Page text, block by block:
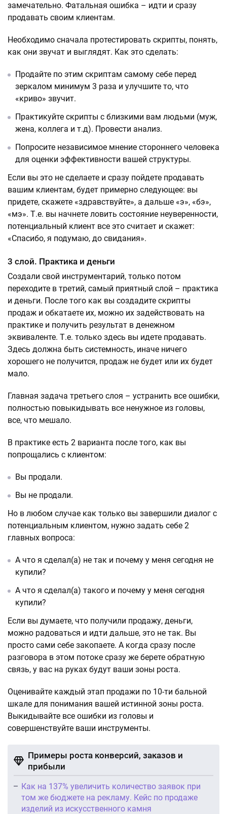
замечательно. Фатальная ошибка – идти и сразу
продавать своим клиентам.
Необходимо сначала протестировать скрипты, понять,
как они звучат и выглядят. Как это сделать:
Продайте по этим скриптам самому себе перед
зеркалом минимум 3 раза и улучшите то, что
«криво» звучит.
Практикуйте скрипты с близкими вам людьми (муж,
жена, коллега и т.д). Провести анализ.
Попросите независимое мнение стороннего человека
для оценки эффективности вашей структуры.
Если вы это не сделаете и сразу пойдете продавать
вашим клиентам, будет примерно следующее: вы
придете, скажете «здравствуйте», а дальше «э», «бэ»,
«мэ». Т.е. вы начнете ловить состояние неуверенности,
потенциальный клиент все это считает и скажет:
«Спасибо, я подумаю, до свидания».
3 слой. Практика и деньги
Создали свой инструментарий, только потом
переходите в третий, самый приятный слой – практика
и деньги. После того как вы создадите скрипты
продаж и обкатаете их, можно их задействовать на
практике и получить результат в денежном
эквиваленте. Т.е. только здесь вы идете продавать.
Здесь должна быть системность, иначе ничего
хорошего не получится, продаж не будет или их будет
мало.
Главная задача третьего слоя – устранить все ошибки,
полностью повыкидывать все ненужное из головы,
все, что мешало.
В практике есть 2 варианта после того, как вы
попрощались с клиентом:
Вы продали.
Вы не продали.
Но в любом случае как только вы завершили диалог с
потенциальным клиентом, нужно задать себе 2
главных вопроса:
А что я сделал(а) не так и почему у меня сегодня не
купили?
А что я сделал(а) такого и почему у меня сегодня
купили?
Если вы думаете, что получили продажу, деньги,
можно радоваться и идти дальше, это не так. Вы
просто сами себе закопаете. А когда сразу после
разговора в этом потоке сразу же берете обратную
связь, у вас на руках будут ваши зоны роста.
Оценивайте каждый этап продажи по 10-ти бальной
шкале для понимания вашей истинной зоны роста.
Выкидывайте все ошибки из головы и
совершенствуйте ваши инструменты.
Примеры роста конверсий, заказов и
прибыли
Как на 137% увеличить количество заявок при
том же бюджете на рекламу. Кейс по продаже
изделий из искусственного камня